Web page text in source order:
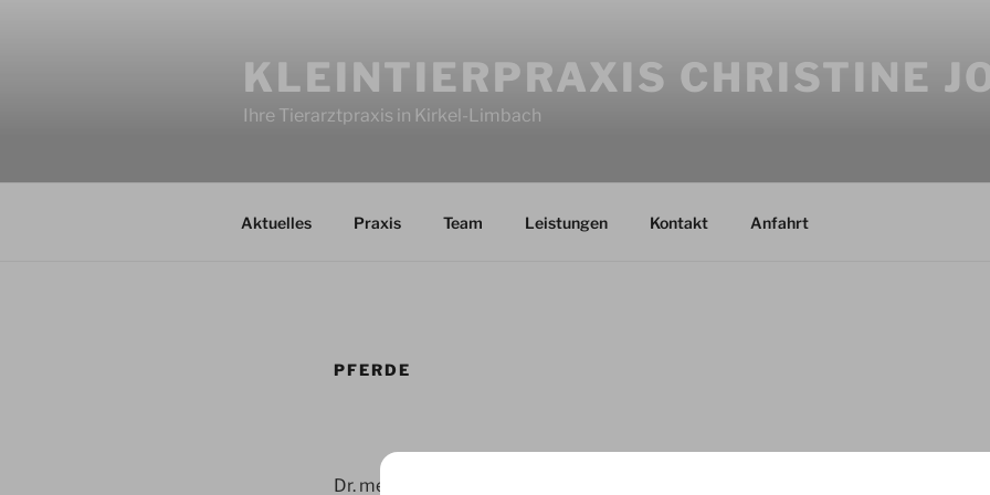
KLEINTIERPRAXIS CHRISTINE
Ihre Tierarztpraxis in Kirkel-Limbach
Aktuelles Praxis Team Leistungen Kontakt Anfahrt
PFERDE
Dr. med. vet. Hans Joachim Götz behandelt die Pferde und Ponies in unserer